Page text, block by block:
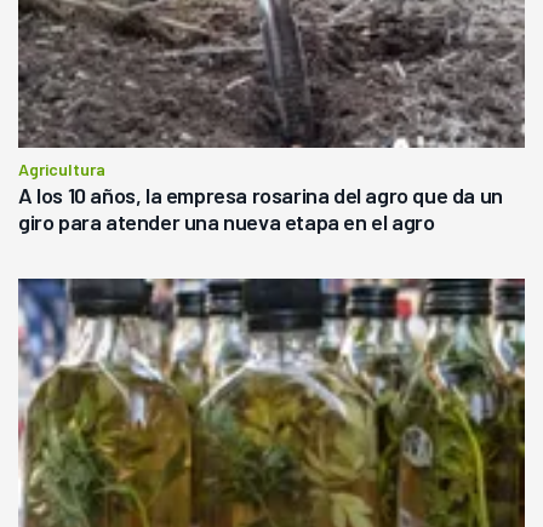
Agricultura
A los 10 años, la empresa rosarina del agro que da un
giro para atender una nueva etapa en el agro